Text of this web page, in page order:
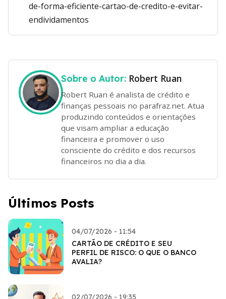
de-forma-eficiente-cartao-de-credito-e-evitar-
endividamentos
Sobre o Autor: Robert Ruan
Robert Ruan é analista de crédito e
finanças pessoais no parafraz.net. Atua
produzindo conteúdos e orientações
que visam ampliar a educação
financeira e promover o uso
consciente do crédito e dos recursos
financeiros no dia a dia.
Últimos Posts
04/07/2026 - 11:54
CARTÃO DE CRÉDITO E SEU
PERFIL DE RISCO: O QUE O BANCO
AVALIA?
02/07/2026 - 19:35